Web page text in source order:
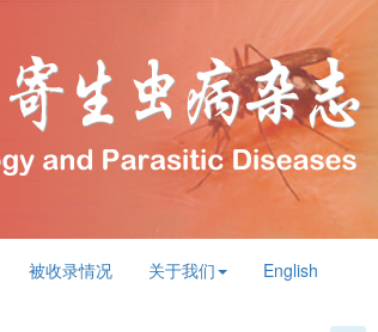
被收录情况 关于我们 English